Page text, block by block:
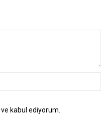
kabul ediyorum.